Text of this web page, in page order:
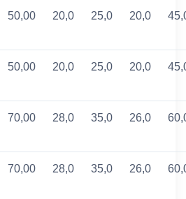
50,00 20,0 25,0 20,0
50,00 20,0 25,0 20,0
70,00 28,0 35,0 26,0
70,00 28,0 35,0 26,0